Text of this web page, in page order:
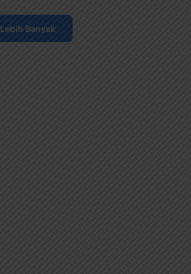
Banyak